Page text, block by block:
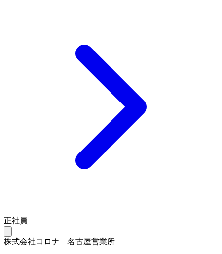
正社員
株式会社コロナ 名古屋営業所